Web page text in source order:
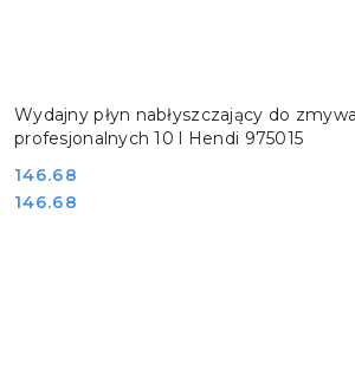
Wydajny płyn nabłyszczający do
profesjonalnych 10 l Hendi 975015
Cena:
146.68
Cena:
146.68